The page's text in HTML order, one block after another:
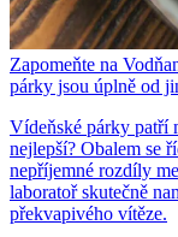
Zapomeňte na
párky jsou úplně od
Vídeňské párky patří
nejlepší? Obalem se
nepříjemné rozdíly
laboratoř skutečně
překvapivého vítěze.